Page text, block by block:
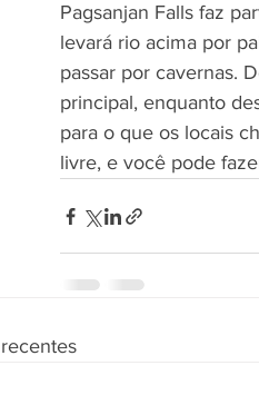
Pagsanjan Falls faz
levará rio acima por
passar por cavernas.
principal, enquanto
para o que os locais
livre, e você pode